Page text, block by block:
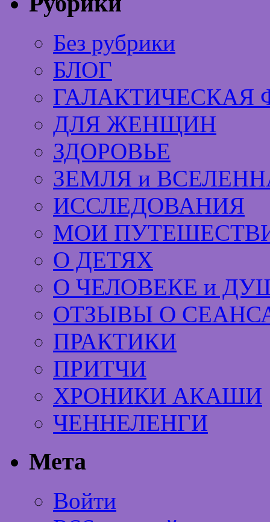
Без рубрики
БЛОГ
ГАЛАКТИЧЕСКАЯ
ДЛЯ ЖЕНЩИН
ЗДОРОВЬЕ
ЗЕМЛЯ и
ИССЛЕДОВАНИЯ
МОИ
О ДЕТЯХ
О ЧЕЛОВЕКЕ и
ОТЗЫВЫ О
ПРАКТИКИ
ПРИТЧИ
ХРОНИКИ АКАШИ
ЧЕННЕЛЕНГИ
Мета
Войти